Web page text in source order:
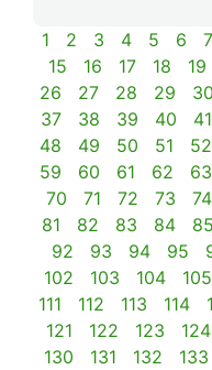
1 2 3 4 5 6 7
15
16 17 18 19
26
27 28 29 30
37
38 39 40 41
48
49 50 51 52
59
60 61 62 63
70
71 72 73 74
81
82 83 84 85
92
93 94 95
102
103 104 105
111
112 113 114
121
122 123 124
130
131 132 133